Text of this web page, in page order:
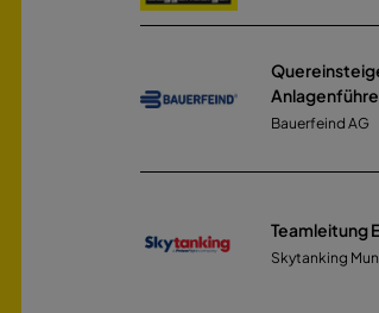
Bauerfeind AG
Teamleitung
Skytanking